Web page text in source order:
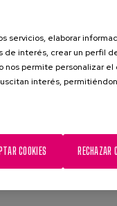
servicios, elaborar
de interés, crear un perfil
nos permite personalizar
interés,
RECHAZAR
COOKIES